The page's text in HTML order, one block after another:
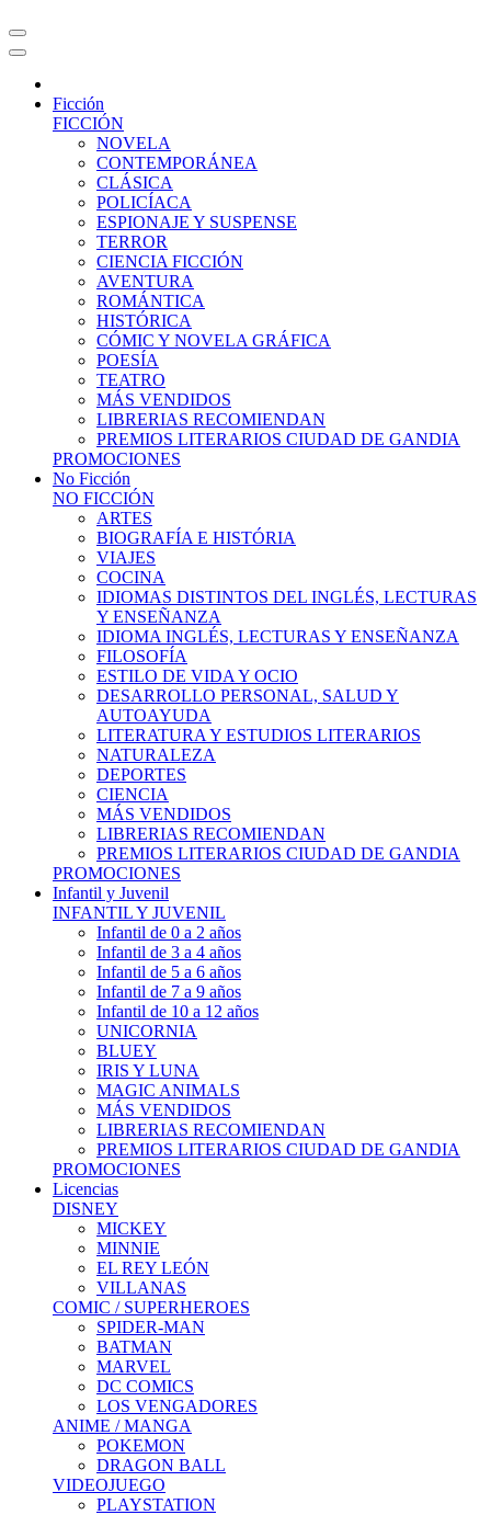
Ficción
FICCIÓN
NOVELA
CONTEMPORÁNEA
CLÁSICA
POLICÍACA
ESPIONAJE Y SUSPENSE
TERROR
CIENCIA FICCIÓN
AVENTURA
ROMÁNTICA
HISTÓRICA
CÓMIC Y NOVELA GRÁFICA
POESÍA
TEATRO
MÁS VENDIDOS
LIBRERIAS RECOMIENDAN
PREMIOS LITERARIOS CIUDAD DE GANDIA
PROMOCIONES
No Ficción
NO FICCIÓN
ARTES
BIOGRAFÍA E HISTÓRIA
VIAJES
COCINA
IDIOMAS DISTINTOS DEL INGLÉS, LECTURAS
Y ENSEÑANZA
IDIOMA INGLÉS, LECTURAS Y ENSEÑANZA
FILOSOFÍA
ESTILO DE VIDA Y OCIO
DESARROLLO PERSONAL, SALUD Y
AUTOAYUDA
LITERATURA Y ESTUDIOS LITERARIOS
NATURALEZA
DEPORTES
CIENCIA
MÁS VENDIDOS
LIBRERIAS RECOMIENDAN
PREMIOS LITERARIOS CIUDAD DE GANDIA
PROMOCIONES
Infantil y Juvenil
INFANTIL Y JUVENIL
Infantil de 0 a 2 años
Infantil de 3 a 4 años
Infantil de 5 a 6 años
Infantil de 7 a 9 años
Infantil de 10 a 12 años
UNICORNIA
BLUEY
IRIS Y LUNA
MAGIC ANIMALS
MÁS VENDIDOS
LIBRERIAS RECOMIENDAN
PREMIOS LITERARIOS CIUDAD DE GANDIA
PROMOCIONES
Licencias
DISNEY
MICKEY
MINNIE
EL REY LEÓN
VILLANAS
COMIC / SUPERHEROES
SPIDER-MAN
BATMAN
MARVEL
DC COMICS
LOS VENGADORES
ANIME / MANGA
POKEMON
DRAGON BALL
VIDEOJUEGO
PLAYSTATION